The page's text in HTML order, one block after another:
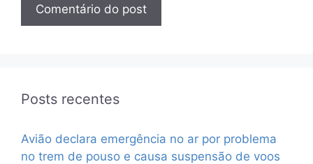
Posts recentes
Avião declara emergência no ar por problema
no trem de pouso e causa suspensão de voos